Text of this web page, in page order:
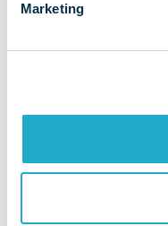
Marketing
expertise